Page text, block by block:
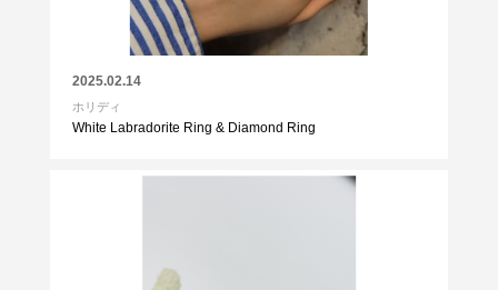
2025.02.14
ホリディ
White Labradorite Ring & Diamond Ring